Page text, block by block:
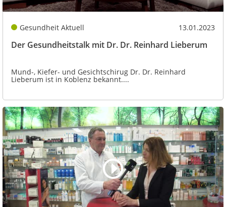
Gesundheit Aktuell 13.01.2023
Der Gesundheitstalk mit Dr. Dr. Reinhard Lieberum
Mund-, Kiefer- und Gesichtschirug Dr. Dr. Reinhard
Lieberum ist in Koblenz bekannt....